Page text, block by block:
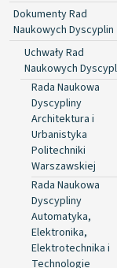
Dokumenty Rad
Naukowych Dyscyplin
Uchwały Rad
Naukowych
Rada Naukowa
Dyscypliny
Architektura i
Urbanistyka
Politechniki
Warszawskiej
Rada Naukowa
Dyscypliny
Automatyka,
Elektronika,
Elektrotechnika i
Technologie